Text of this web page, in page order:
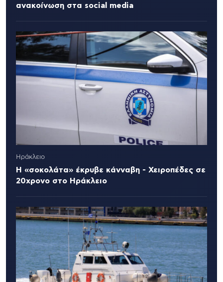
ανακοίνωση στα social media
Ηράκλειο
Η «σοκολάτα» έκρυβε κάνναβη - Χειροπέδες σε
20χρονο στο Ηράκλειο